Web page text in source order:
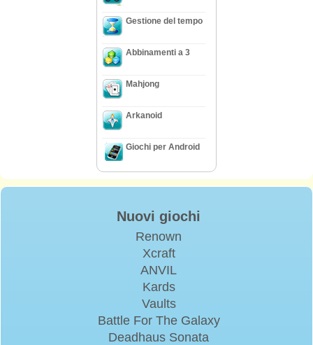
Gestione del tempo
Abbinamenti a 3
Mahjong
Arkanoid
Giochi per Android
Nuovi giochi
Renown
Xcraft
ANVIL
Kards
Vaults
Battle For The Galaxy
Deadhaus Sonata